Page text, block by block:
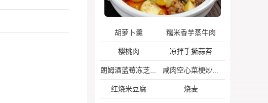
胡萝卜羹 糯米香芋蒸牛肉
樱桃肉 凉拌手撕蒜苔
朗姆酒蓝莓冻芝士 咸肉空心菜梗炒花菜
红烧米豆腐 烧麦